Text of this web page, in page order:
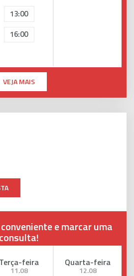
13:00
16:00
VEJA MAIS
e marcar uma
consulta!
Terça-feira
11.08
Quarta-feira
12.08